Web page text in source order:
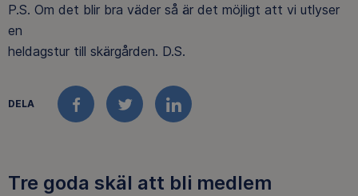
P.S. Om det blir bra väder så är det möjligt att vi utlyser
en
heldagstur till skärgården. D.S.
DELA
FACEBOOKTWITTERLINKEDIN
Tre goda skäl att bli medlem